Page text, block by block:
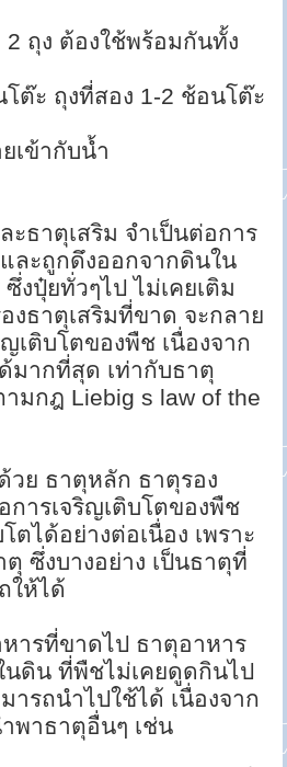
ถุง ต้องใช้พร้อมกันทั้ง
ต๊ะ ถุงที่สอง 1-2 ช้อนโต๊ะ
เข้ากับน้ำ
ธาตุเสริม จำเป็นต่อการ
ละถูกดึงออกจากดินใน
งปุ๋ยทั่วๆไป ไม่เคยเติม
งธาตุเสริมที่ขาด จะกลาย
เติบโตของพืช เนื่องจาก
มากที่สุด เท่ากับธาตุ
มกฎ Liebig s law of the
วย ธาตุหลัก ธาตุรอง
การเจริญเติบโตของพืช
ตได้อย่างต่อเนื่อง เพราะ
ซึ่งบางอย่าง เป็นธาตุที่
ให้ได้
ารที่ขาดไป ธาตุอาหาร
ดิน ที่พืชไม่เคยดูดกินไป
ารถนำไปใช้ได้ เนื่องจาก
พาธาตุอื่นๆ เช่น